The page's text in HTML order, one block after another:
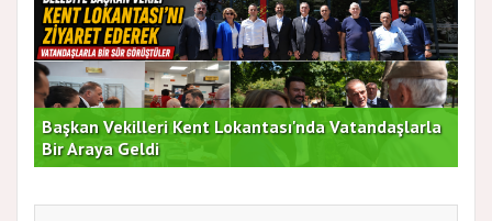
Başkan Vekilleri Kent Lokantası'nda Vatandaşlarla
Bir Araya Geldi